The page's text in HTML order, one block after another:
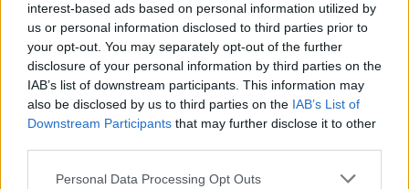
interest-based ads based on personal information utilized by
us or personal information disclosed to third parties prior to
your opt-out. You may separately opt-out of the further
disclosure of your personal information by third parties on the
IAB’s list of downstream participants. This information may
also be disclosed by us to third parties on the IAB’s List of
Downstream Participants that may further disclose it to other
Personal Data Processing Opt Outs
Mest lest siste syv dager